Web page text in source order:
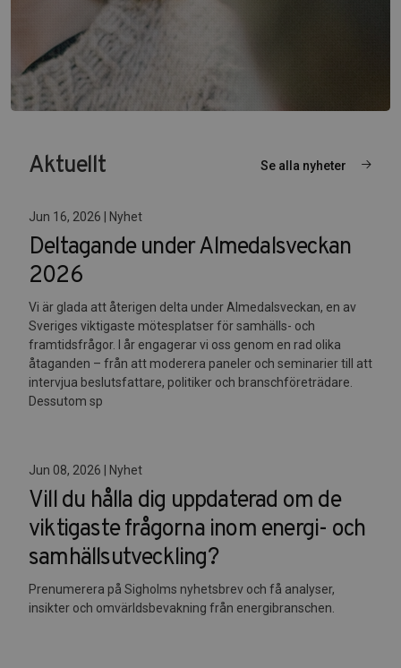
Aktuellt Se alla nyheter
Jun 16, 2026 | Nyhet
Deltagande under Almedalsveckan
2026
Vi är glada att återigen delta under Almedalsveckan, en av
Sveriges viktigaste mötesplatser för samhälls- och
framtidsfrågor. I år engagerar vi oss genom en rad olika
åtaganden – från att moderera paneler och seminarier till att
intervjua beslutsfattare, politiker och branschföreträdare.
Dessutom sp
Jun 08, 2026 | Nyhet
Vill du hålla dig uppdaterad om de
viktigaste frågorna inom energi- och
samhällsutveckling?
Prenumerera på Sigholms nyhetsbrev och få analyser,
insikter och omvärldsbevakning från energibranschen.